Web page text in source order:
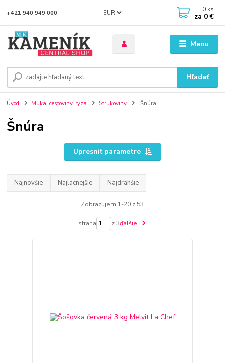
Menu
EUR
Hľadať
+421 940 949 000 0 ks
za 0 €
Úvod Muka, cestoviny, ryza Strukoviny Šnúra
Šnúra
Upresniť parametre
Najnovšie Najlacnejšie Najdrahšie
Zobrazujem 1-20 z 53
strana z 3ďalšie